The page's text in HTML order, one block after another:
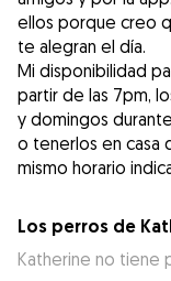
ellos porque creo
te alegran el día.
Mi disponibilidad
partir de las 7pm,
y domingos
o tenerlos en casa
mismo horario
Los perros de
Katherine no tiene